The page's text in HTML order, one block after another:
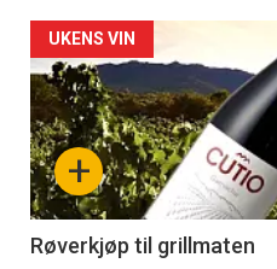
Forsiden
akkurat
nå
-
4
+
UKENS VIN
Røverkjøp til grillmaten